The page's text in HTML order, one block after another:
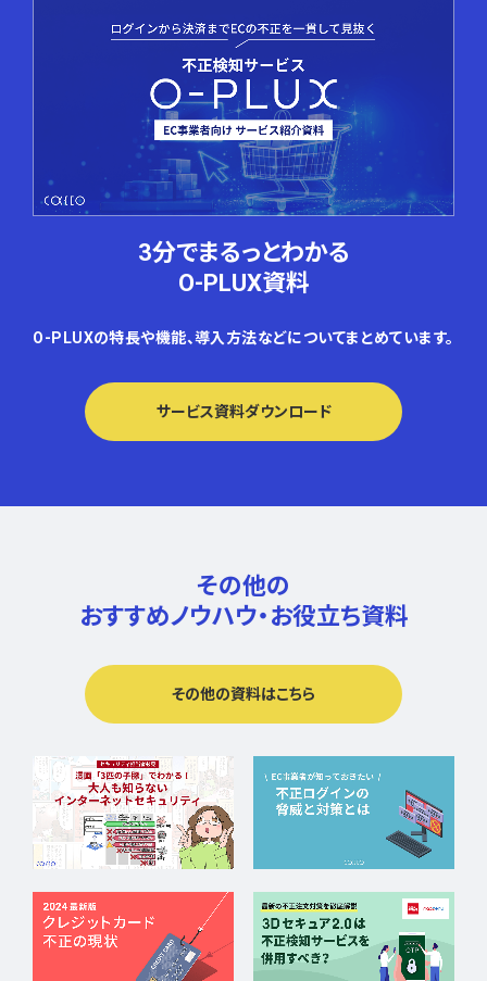
3分でまるっとわかる
O-PLUX資料
O-PLUXの特長や機能、導入方法などについてまとめています。
サービス資料ダウンロード
その他の
おすすめノウハウ・ お役立ち資料
その他の資料はこちら